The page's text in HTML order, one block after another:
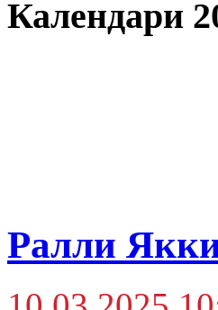
Календари
Ралли